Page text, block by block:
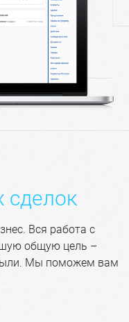
Вся работа с
общую цель –
Мы поможем вам